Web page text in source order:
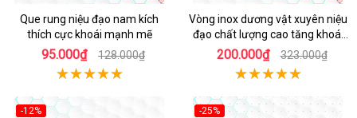
Que rung niệu đạo nam kích
thích cực khoái mạnh mẽ
95.000₫ 128.000₫
Vòng inox dương vật xuyên niệu
đạo chất lượng cao tăng khoái
cảm
200.000₫ 323.000₫
-12% -25%